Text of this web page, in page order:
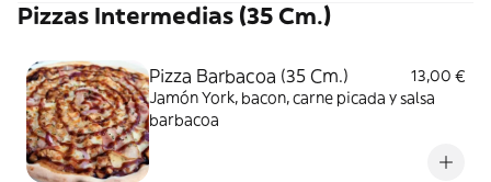
Pizzas Intermedias (35 Cm.)
Pizza Barbacoa (35 Cm.)
13,00 €
Jamón York, bacon, carne picada y salsa
barbacoa